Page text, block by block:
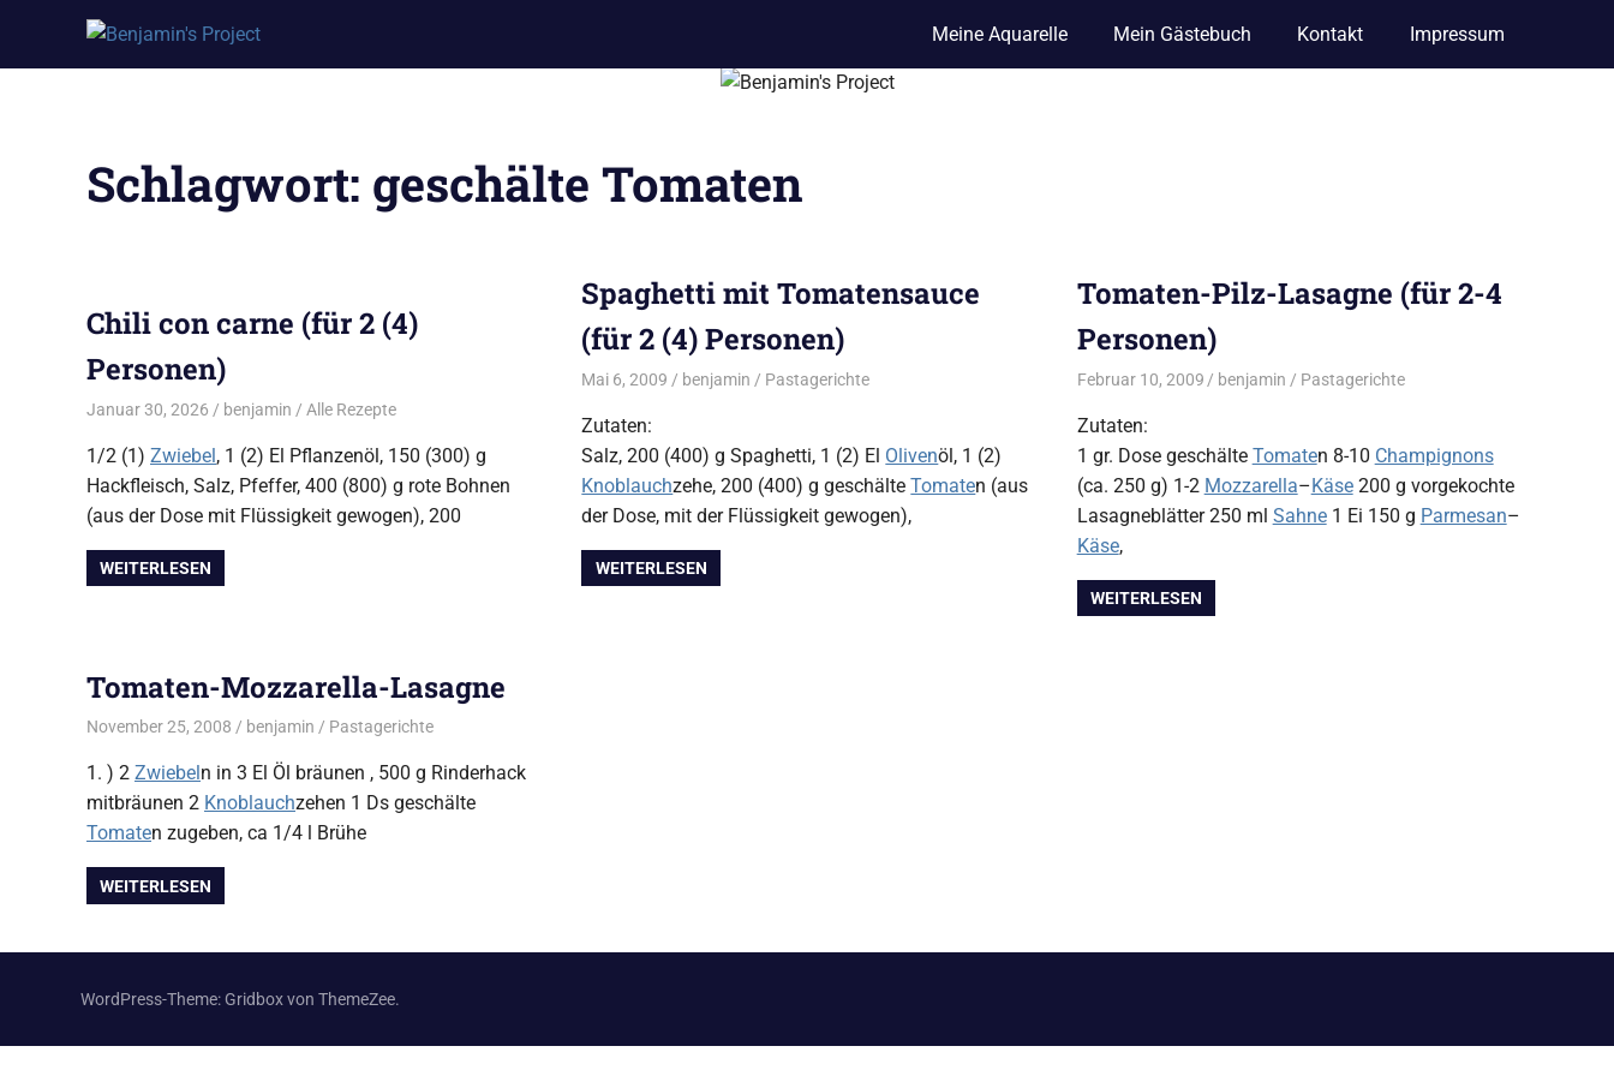
Meine Aquarelle Mein Gästebuch Kontakt Impressum
Schlagwort: geschälte Tomaten
Chili con carne (für 2 (4)
Personen)
Januar 30, 2026 benjamin Alle Rezepte
1/2 (1) Zwiebel, 1 (2) El Pflanzenöl, 150 (300) g
Hackfleisch, Salz, Pfeffer, 400 (800) g rote Bohnen
(aus der Dose mit Flüssigkeit gewogen), 200
WEITERLESEN
Spaghetti mit Tomatensauce
(für 2 (4) Personen)
Mai 6, 2009 benjamin Pastagerichte
Zutaten:
Salz, 200 (400) g Spaghetti, 1 (2) El Olivenöl, 1 (2)
Knoblauchzehe, 200 (400) g geschälteTomaten (aus
der Dose, mit der Flüssigkeit gewogen),
WEITERLESEN
Tomaten-Pilz-Lasagne (für 2-4
Personen)
Februar 10, 2009 benjamin Pastagerichte
Zutaten:
1 gr. Dose geschälte Tomaten 8-10 Champignons
(ca. 250 g) 1-2 Mozzarella–Käse200 g vorgekochte
Lasagneblätter 250 ml Sahne1 Ei 150 g Parmesan–
Käse,
WEITERLESEN
Tomaten-Mozzarella-Lasagne
November 25, 2008 benjamin Pastagerichte
1. ) 2 Zwiebel n in 3 El Öl bräunen , 500 g Rinderhack
mitbräunen 2 Knoblauchzehen 1 Ds geschälte
Tomaten zugeben, ca 1/4 l Brühe
WEITERLESEN
WordPress-Theme: Gridbox von ThemeZee.